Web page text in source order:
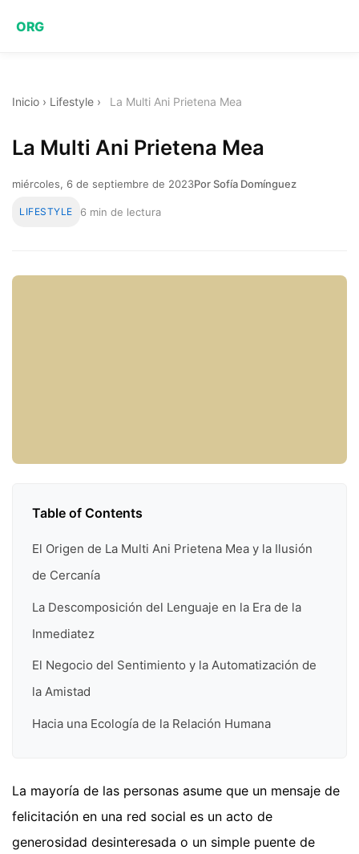
ORG
Inicio › Lifestyle › La Multi Ani Prietena Mea
La Multi Ani Prietena Mea
miércoles, 6 de septiembre de 2023Por Sofía Domínguez
LIFESTYLE 6 min de lectura
Table of Contents
El Origen de La Multi Ani Prietena Mea y la Ilusión
de Cercanía
La Descomposición del Lenguaje en la Era de la
Inmediatez
El Negocio del Sentimiento y la Automatización de
la Amistad
Hacia una Ecología de la Relación Humana
La mayoría de las personas asume que un mensaje de
felicitación en una red social es un acto de
generosidad desinteresada o un simple puente de